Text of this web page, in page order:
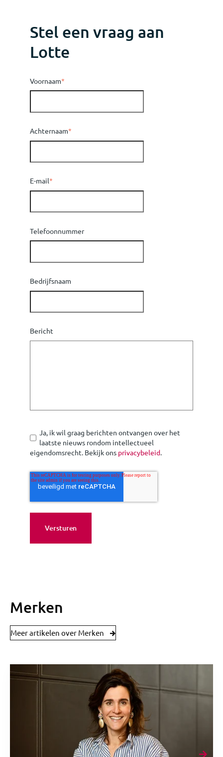
Stel een vraag aan
Lotte
Voornaam*
Achternaam*
E-mail*
Telefoonnummer
Bedrijfsnaam
Bericht
Ja, ik wil graag berichten ontvangen over het
laatste nieuws rondom intellectueel
eigendomsrecht. Bekijk ons privacybeleid
Merken
Meer artikelen over Merken